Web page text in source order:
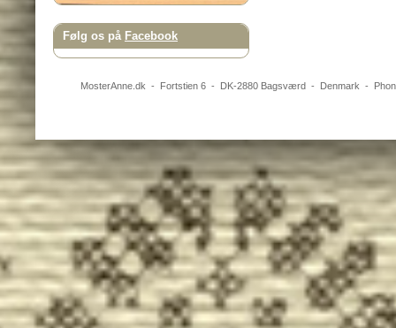
Følg os på Facebook
MosterAnne.dk - Fortstien 6- DK-2880 Bagsværd- Denmark -